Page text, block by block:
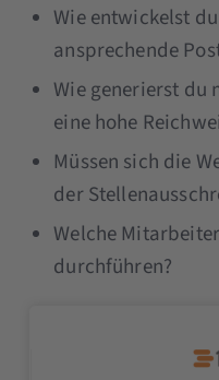
Wie entwickelst
ansprechende
Wie generierst du
eine hohe
Müssen sich die
der
Welche
durchführen?